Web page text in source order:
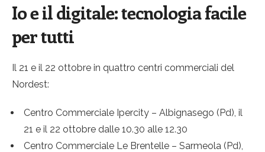
Io e il digitale: tecnologia facile
per tutti
Il 21 e il 22 ottobre in quattro centri commerciali del
Nordest:
Centro Commerciale Ipercity – Albignasego (Pd), il
21 e il 22 ottobre dalle 10.30 alle 12.30
Centro Commerciale Le Brentelle – Sarmeola (Pd),